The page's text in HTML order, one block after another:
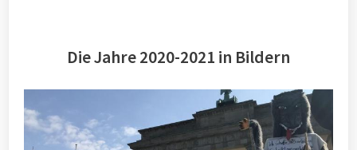
Die Jahre 2020-2021 in Bildern